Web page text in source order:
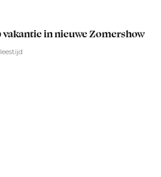
vakantie in nieuwe Zomershow